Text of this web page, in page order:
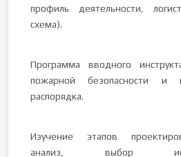
профиль деятельности,
схема).
Программа вводного
пожарной безопасности и
распорядка.
Изучение этапов
анализ, выбор